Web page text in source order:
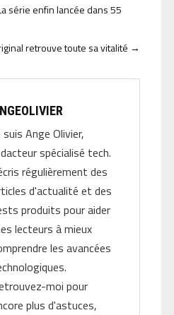
série enfin lancée dans 55
retrouve toute sa vitalité →
suis Ange Olivier,
spécialisé tech.
régulièrement des
d'actualité et des
produits pour aider
lecteurs à mieux
les avancées
moi pour
plus d'astuces,